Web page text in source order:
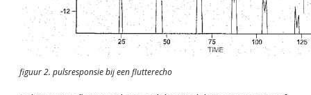
figuur 2. pulsresponsie bij een flutterecho